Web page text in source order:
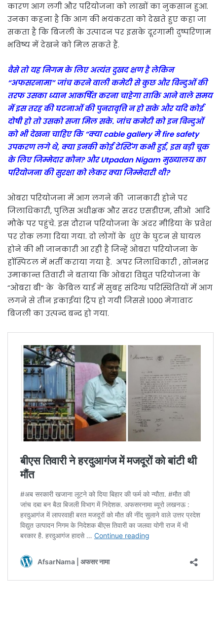
कारण आग लगी और परियोजना को लाखों का नुकसान हुआ.
उनका कहना है कि आग की भयंकरता को देखते हुए कहा जा
सकता है कि बिजली के उत्पादन पर इसके दूरगामी दुष्परिणाम
भविष्य में देखने को मिल सकते हैं.
वैसे तो यह निगम के लिए अत्यंत दुखद क्षण है लेकिन
“अफसरनामा” जांच करने वाली कमेटी से कुछ और बिन्दुओं की
तरफ उसका ध्यान आकर्षित करना चाहेगा ताकि आने वाले समय
में इस तरह की घटनाओं की पुनरावृत्ति न हो सके और यदि कोई
दोषी हो तो उसको सजा मिल सके. जांच कमेटी को इन बिन्दुओं
को भी देखना चाहिए कि “क्या cable gallery मे fire safety
उपकरण लगे थे, क्या इनकी कोई टेस्टिंग कभी हुई, इस बड़ी चूक
के लिए जिम्मेदार कौन? और Utpadan Nigam मुख्यालय का
परियोजना की सुरक्षा को लेकर क्या जिम्मेदारी थी?
ओबरा परियोजना में आग लगने की जानकारी होने पर
जिलाधिकारी, पुलिस अधीक्षक और सदर एसडीएम, सीओ आदि
मौके पर पहुंचे. इस दौरान परियोजना के अंदर मीडिया के प्रवेश
पर रोक लगा दिया गया. दो लोगों के धुएं के घुटन से घायल
होने की भी जानकारी आ रही है जिन्हें ओबरा परियोजना के
हॉस्पिटल में भर्ती कराया गया है. अपर जिलाधिकारी , सोनभद्र
उमाकान्त तिवारी ने बताया कि ओबरा विद्युत परियोजना के
“ओबरा बी” के केबिल यार्ड में सुबह संदिग्ध परिस्थितियों में आग
लगने से तीन इकाईयां ट्रिप हो गयी जिससे 1000 मेगावाट
बिजली का उत्पन्द बन्द हो गया.